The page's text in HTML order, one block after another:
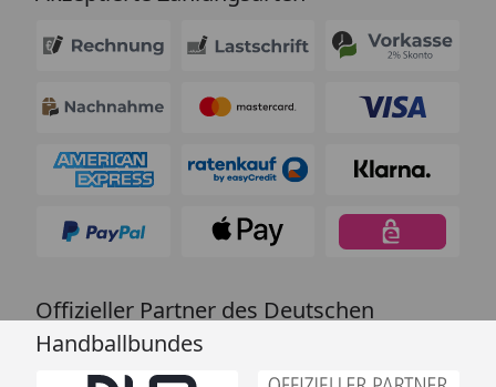
Offizieller Partner des Deutschen
Handballbundes